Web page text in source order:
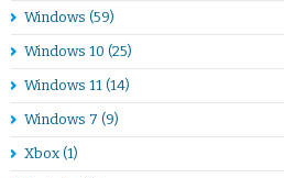
Windows (59)
Windows 10 (25)
Windows 11 (14)
Windows 7 (9)
Xbox (1)